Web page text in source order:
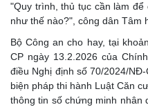
"Quy trình, thủ tục cần làm
như thế nào?", công dân Tâm
Bộ Công an cho hay, tại
CP ngày 13.2.2026 của
điều Nghị định số 70/2024/
biện pháp thi hành Luật Căn
thông tin số chứng minh nhân